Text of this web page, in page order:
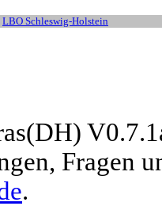
LBO Schleswig-Holstein
Fragen
.